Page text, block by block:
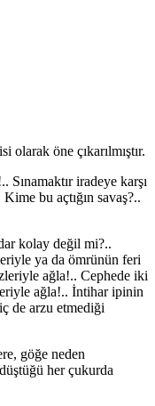
olarak öne çıkarılmıştır.
iradeye karşı
bu açtığın savaş?..
kolay değil mi?..
ya da ömrünün feri
ağla!.. Cephede iki
ağla!.. İntihar ipinin
de arzu etmediği
göğe neden
her çukurda